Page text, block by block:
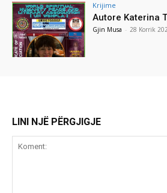
Krijime
Autore Katerina
Gjin Musa - 28 Korrik
LINI NJË PËRGJIGJE